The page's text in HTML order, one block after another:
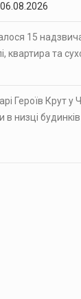
06.08.2026
15
квартира та
Героїв Крут у
низці будинків